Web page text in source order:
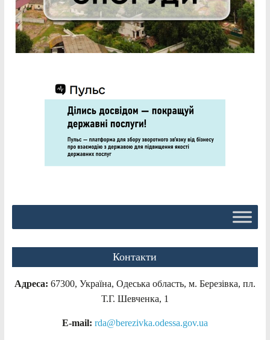
Контакти
Адреса: 67300, Україна, Одеська область, м. Березівка, пл.
Т.Г. Шевченка, 1
E-mail: rda@berezivka.odessa.gov.ua